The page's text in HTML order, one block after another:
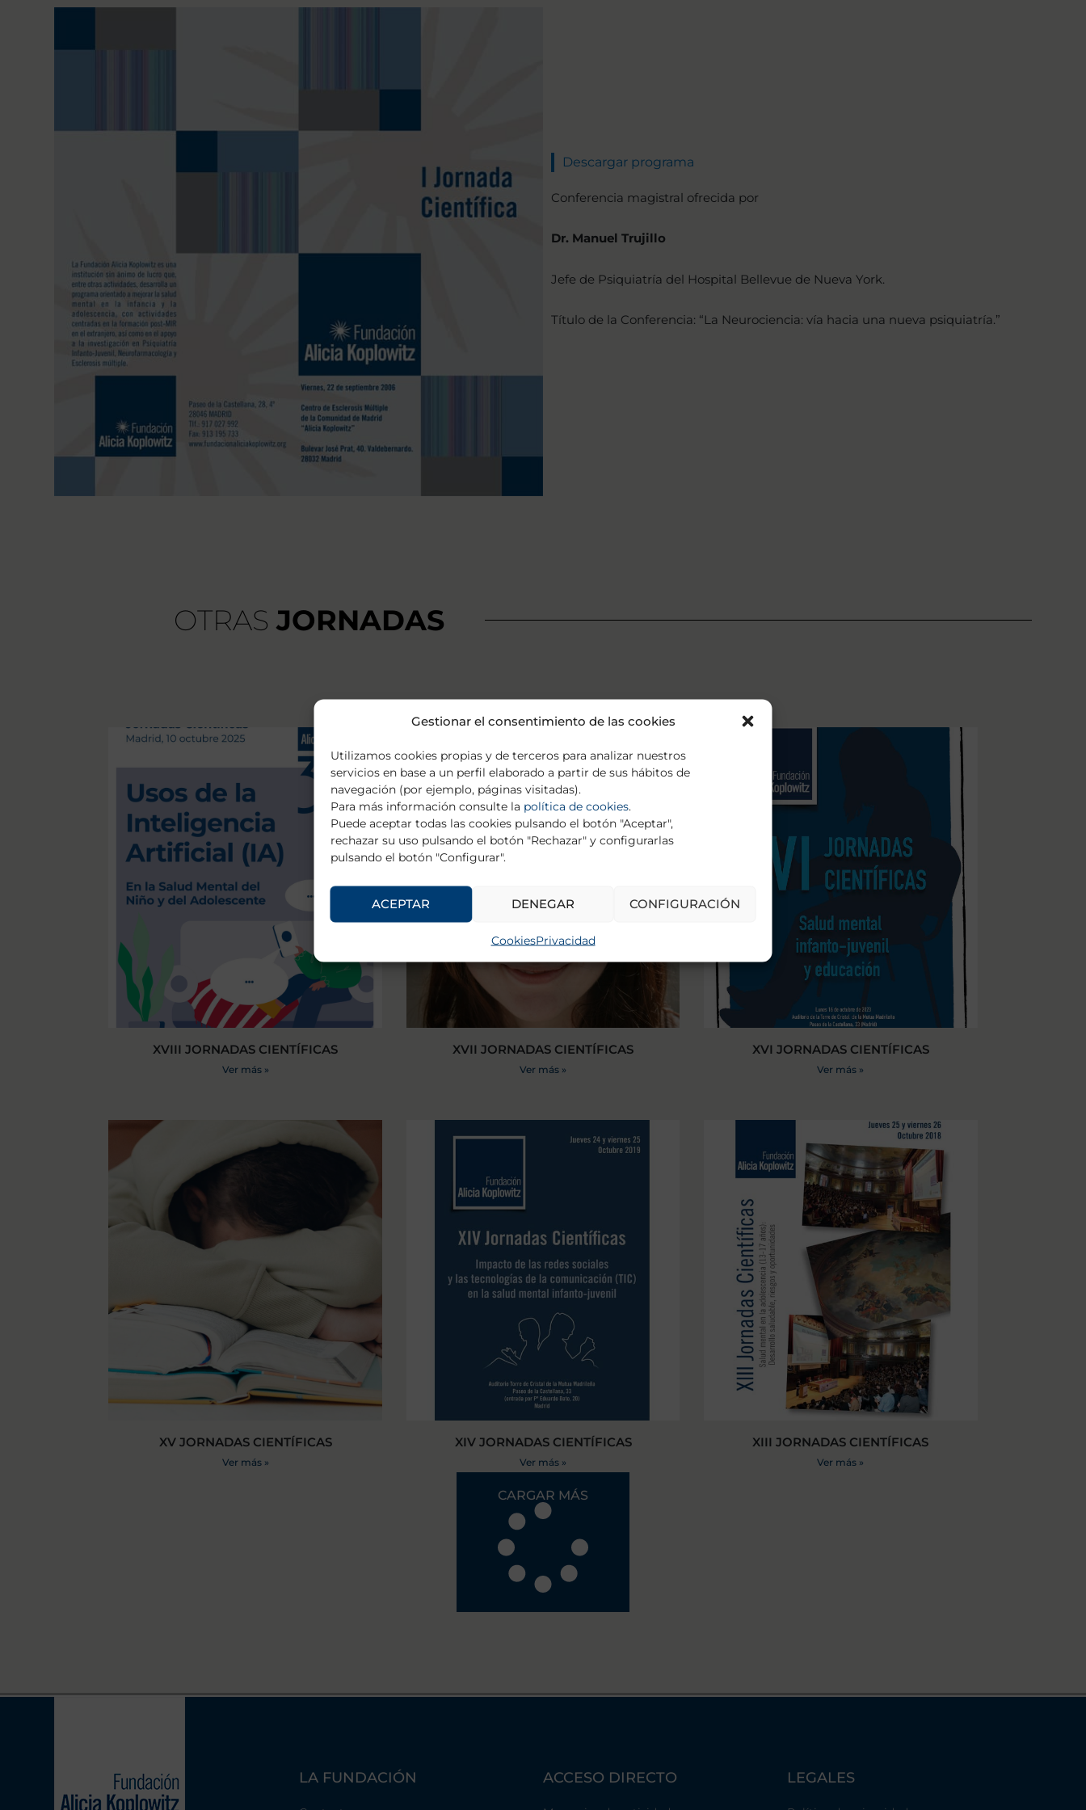
Gestionar el consentimiento de las cookies
Utilizamos cookies propias y de terceros para analizar nuestros
servicios en base a un perfil elaborado a partir de sus hábitos de
navegación (por ejemplo, páginas visitadas).
Para más información consulte la política de cookies.
Puede aceptar todas las cookies pulsando el botón "Aceptar",
rechazar su uso pulsando el botón "Rechazar" y configurarlas
pulsando el botón "Configurar".
ACEPTAR DENEGAR CONFIGURACIÓN
CookiesPrivacidad
Descargar programa
Conferencia magistral ofrecida por
Dr. Manuel Trujillo
Jefe de Psiquiatría del Hospital Bellevue de Nueva York.
Título de la Conferencia: “La Neurociencia: vía hacia una nueva psiquiatría.”
OTRASJORNADAS
XVIII JORNADAS CIENTÍFICAS
Ver más »
XVII JORNADAS CIENTÍFICAS
Ver más »
XVI JORNADAS CIENTÍFICAS
Ver más »
XV JORNADAS CIENTÍFICAS
Ver más »
XIV JORNADAS CIENTÍFICAS
Ver más »
XIII JORNADAS CIENTÍFICAS
Ver más »
CARGAR MÁS
LA FUNDACIÓN ACCESO DIRECTO LEGALES